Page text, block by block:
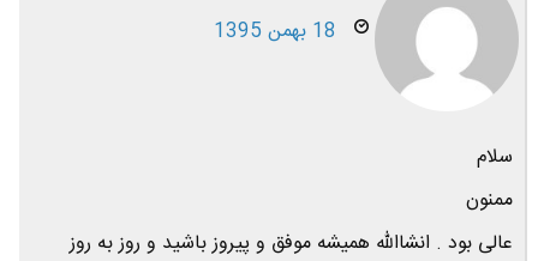
18 بهمن 1395
سلام
ممنون
عالی بود . انشاالله همیشه موفق و پیروز باشید و روز به روز